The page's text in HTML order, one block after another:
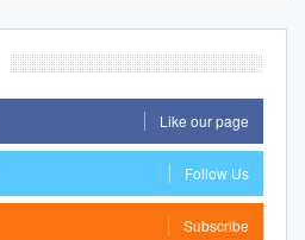
Like our page
Follow Us
Subscribe